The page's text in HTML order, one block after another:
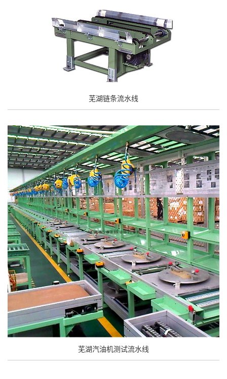
芜湖链条流水线
芜湖汽油机测试流水线